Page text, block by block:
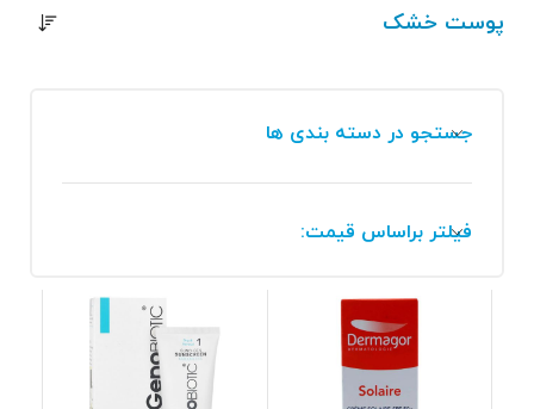
پوست خشک
جستجو در دسته بندی ها
فیلتر براساس قیمت: